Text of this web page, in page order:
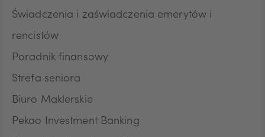
ILS
ZAR
Świadczenia i zaświadczenia emerytów i
rencistów
Poradnik finansowy
Strefa seniora
Biuro Maklerskie
Pekao Investment Banking